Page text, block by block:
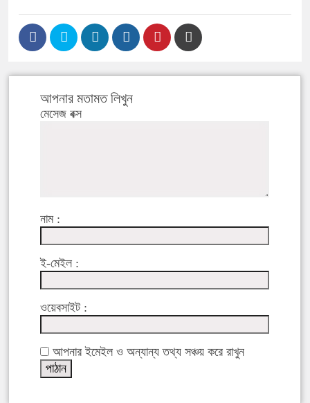
আপনার মতামত লিখুন
মেসেজ বক্স
নাম :
ই-মেইল :
ওয়েবসাইট :
আপনার ইমেইল ও অন্যান্য তথ্য সঞ্চয় করে রাখুন